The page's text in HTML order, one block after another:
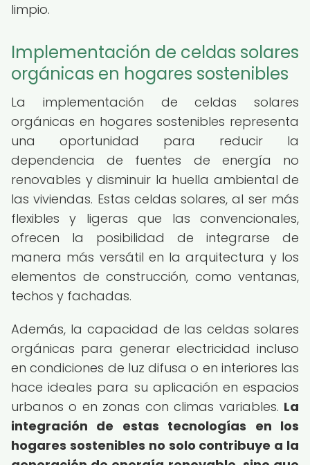
limpio.
Implementación de celdas solares
orgánicas en hogares sostenibles
La implementación de celdas solares
orgánicas en hogares sostenibles representa
una oportunidad para reducir la
dependencia de fuentes de energía no
renovables y disminuir la huella ambiental de
las viviendas. Estas celdas solares, al ser más
flexibles y ligeras que las convencionales,
ofrecen la posibilidad de integrarse de
manera más versátil en la arquitectura y los
elementos de construcción, como ventanas,
techos y fachadas.
Además, la capacidad de las celdas solares
orgánicas para generar electricidad incluso
en condiciones de luz difusa o en interiores las
hace ideales para su aplicación en espacios
urbanos o en zonas con climas variables. La
integración de estas tecnologías en los
hogares sostenibles no solo contribuye a la